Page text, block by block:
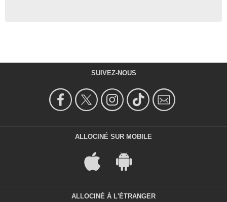
SUIVEZ-NOUS
ALLOCINÉ SUR MOBILE
ALLOCINÉ À L'ÉTRANGER